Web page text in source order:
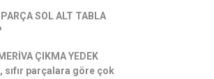
SOL ALT TABLA
ÇIKMA YEDEK
sıfır parçalara göre çok